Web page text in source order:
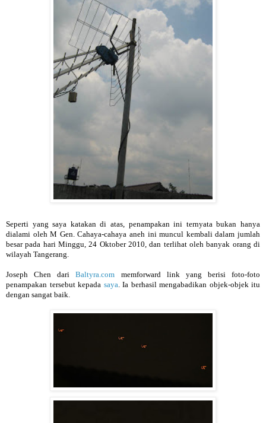
Seperti yang saya katakan di atas, penampakan ini ternyata bukan hanya
dialami oleh M Gen. Cahaya-cahaya aneh ini muncul kembali dalam jumlah
besar pada hari Minggu, 24 Oktober 2010, dan terlihat oleh banyak orang di
wilayah Tangerang.
Joseph Chen dariBaltyra.com memforward link yang berisi foto-foto
penampakan tersebut kepada saya . Ia berhasil mengabadikan objek-objek itu
dengan sangat baik.